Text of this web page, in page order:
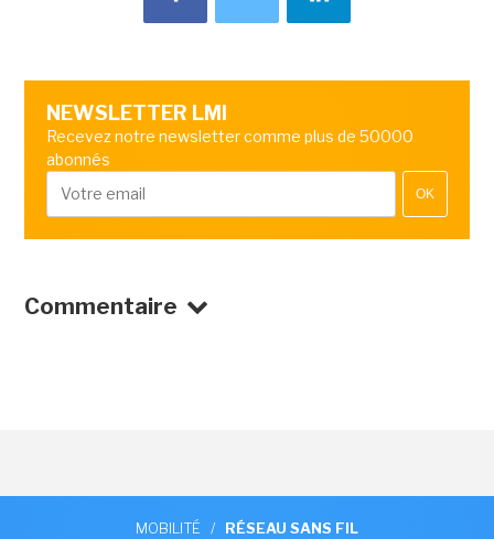
NEWSLETTER LMI
Recevez notre newsletter comme plus de 50000
abonnés
OK
Commentaire
MOBILITÉ / RÉSEAU SANS FIL